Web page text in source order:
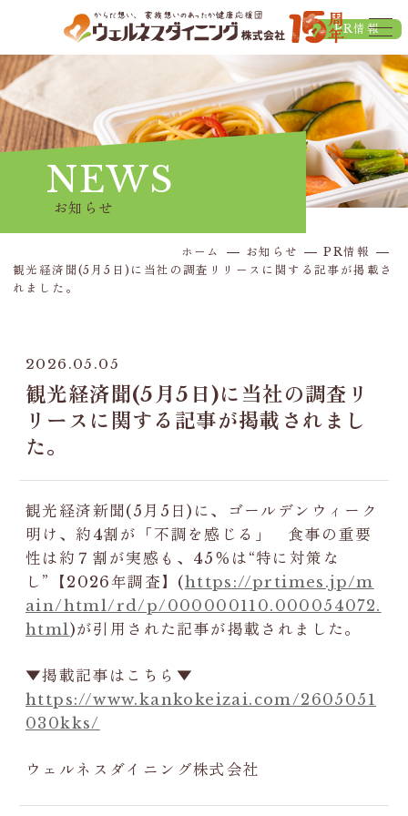
NEWS
お知らせ
ホーム お知らせ
PR情報
観光経済聞(5月5日)に当社の調査リリースに関する記事が掲載さ
れました。
2026.05.05
PR情報
観光経済聞(5月5日)に当社の調査リ
リースに関する記事が掲載されまし
た。
観光経済新聞(5月5日)に、ゴールデンウィーク
明け、約4割が「不調を感じる」 食事の重要
性は約７割が実感も、45％は“特に対策な
し”【2026年調査】(https://prtimes.jp/m
ain/html/rd/p/000000110.000054072.
html)が引用された記事が掲載されました。
▼掲載記事はこちら▼
https://www.kankokeizai.com/2605051
030kks/
ウェルネスダイニング株式会社